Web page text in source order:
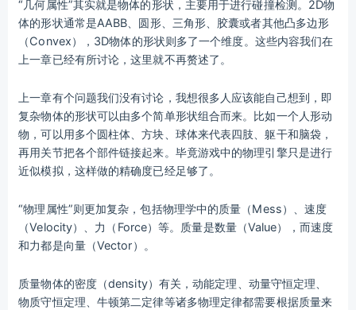
“几何属性”其实就是物体的形状，主要用于进行碰撞检测。2D物
体的形状通常是AABB、圆形、三角形、胶囊或者其他凸多边形
（Convex），3D物体的形状则多了一个维度。这些内容我们在
上一章已经有所讨论，这里就不再赘述了。
上一章有个问题我们没有讨论，我想很多人应该能自己想到，即
复杂物体的形状可以由多个简单形状组合而来。比如一个人形动
物，可以用多个圆柱体、方块、球体来代表四肢、躯干和脑袋，
再用关节把各个部件链接起来。毕竟游戏中的物理引擎只是进行
近似模拟，这样做的精确度已经足够了。
“物理属性”则更加复杂，包括物理学中的质量（Mess）、速度
（Velocity）、力（Force）等。质量是数量（Value），而速度
和力都是向量（Vector）。
质量物体的密度（density）有关，动能定理、动量守恒定理、
物质守恒定理、牛顿第二定律等诸多物理定律都需要根据质量来